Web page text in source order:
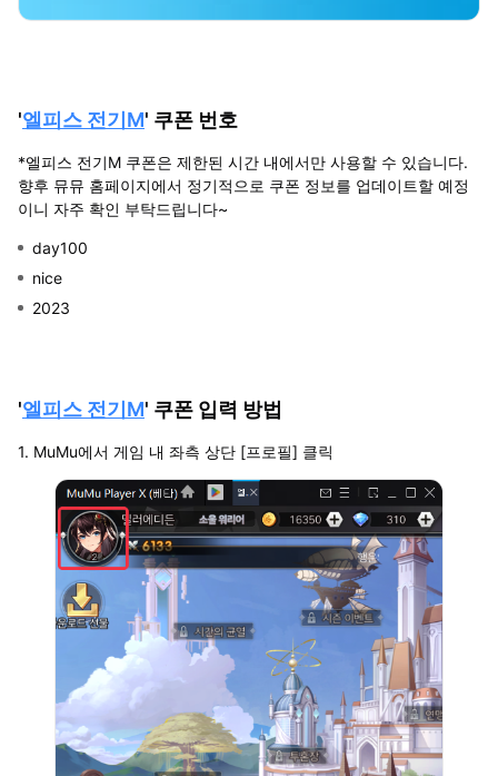
'엘피스 전기M' 쿠폰 번호
*엘피스 전기M 쿠폰은 제한된 시간 내에서만 사용할 수 있습니다.
향후 뮤뮤 홈페이지에서 정기적으로 쿠폰 정보를 업데이트할 예정
이니 자주 확인 부탁드립니다~
day100
nice
2023
'엘피스 전기M' 쿠폰 입력 방법
1. MuMu에서 게임 내 좌측 상단 [프로필] 클릭